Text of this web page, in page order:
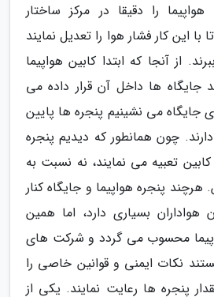
را دقیقا در مرکز ساختار
با این کار فشار هوا را تعدیل نمایند
از آنجا که ابتدا کابین هواپیما
ها داخل آن قرار داده می
جایگاه می نشینیم پنجره ها پایین
چون همانطور که دیدیم پنجره
تعبیه می نمایند، نه نسبت به
پنجره هواپیما و جایگاه کنار
هواداران بسیاری دارد، اما همین
محسوب می گردد و شرکت های
نکات ایمنی و قوانین خاصی را
پنجره ها رعایت نمایند. یکی از